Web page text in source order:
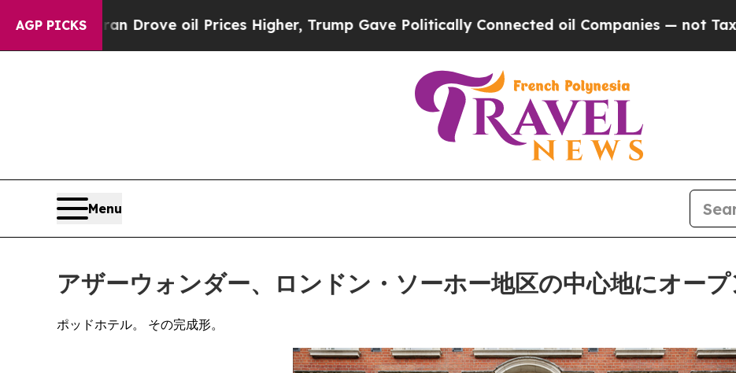
AGP PICKS
oil Prices Higher, Trump Gave Politically Connected oil Companies — not Taxpayers — the
Menu
アザーウォンダー、ロンドン・ソーホー地区の中心地にオープ
ポッドホテル。 その完成形。